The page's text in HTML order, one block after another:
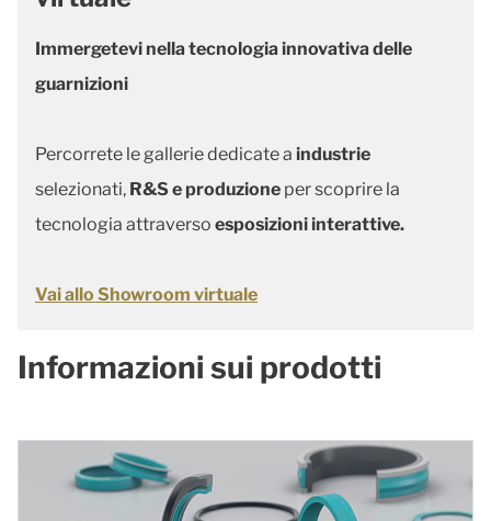
Immergetevi nella tecnologia innovativa delle
guarnizioni
Percorrete le gallerie dedicate a industrie
selezionati, R&S e produzione per scoprire la
tecnologia attraverso esposizioni interattive.
Vai allo Showroom virtuale
Informazioni sui prodotti